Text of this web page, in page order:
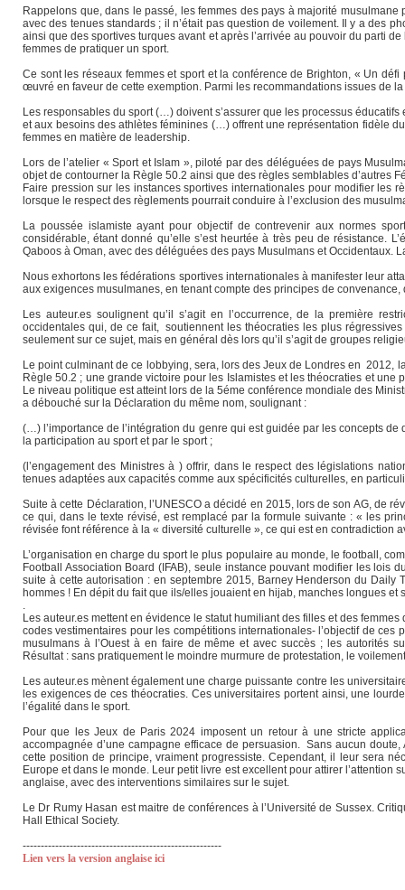
Rappelons que, dans le passé, les femmes des pays à majorité
avec des tenues standards ; il n’était pas question de voilement. Il y a des
ainsi que des sportives turques avant et après l’arrivée au pouvoir du parti
femmes de pratiquer un sport.
Ce sont les réseaux femmes et sport et la conférence de Brighton, « Un
œuvré en faveur de cette exemption. Parmi les recommandations issues de
Les responsables du sport (…) doivent s’assurer que les processus
et aux besoins des athlètes féminines (…) offrent une représentation fidèle
femmes en matière de leadership.
Lors de l’atelier « Sport et Islam », piloté par des déléguées de pays
objet de contourner la Règle 50.2 ainsi que des règles semblables d’autres
Faire pression sur les instances sportives internationales pour modifier les
lorsque le respect des règlements pourrait conduire à l’exclusion des
La poussée islamiste ayant pour objectif de contrevenir aux normes
considérable, étant donné qu’elle s’est heurtée à très peu de résistance.
Qaboos à Oman, avec des déléguées des pays Musulmans et Occidentaux.
Nous exhortons les fédérations sportives internationales à manifester leur
aux exigences musulmanes, en tenant compte des principes de convenance,
Les auteur.es soulignent qu’il s’agit en l’occurrence, de la première
occidentales qui, de ce fait, soutiennent les théocraties les plus
seulement sur ce sujet, mais en général dès lors qu’il s’agit de groupes
Le point culminant de ce lobbying, sera, lors des Jeux de Londres en 2012,
Règle 50.2 ; une grande victoire pour les Islamistes et les théocraties et une
Le niveau politique est atteint lors de la 5éme conférence mondiale des
a débouché sur la Déclaration du même nom, soulignant :
(…) l’importance de l’intégration du genre qui est guidée par les concepts
la participation au sport et par le sport ;
(l’engagement des Ministres à ) offrir, dans le respect des législations
tenues adaptées aux capacités comme aux spécificités culturelles, en
Suite à cette Déclaration, l’UNESCO a décidé en 2015, lors de son AG, de
ce qui, dans le texte révisé, est remplacé par la formule suivante : « les
révisée font référence à la « diversité culturelle », ce qui est en contradiction
L’organisation en charge du sport le plus populaire au monde, le football,
Football Association Board (IFAB), seule instance pouvant modifier les lois
suite à cette autorisation : en septembre 2015, Barney Henderson du
hommes ! En dépit du fait que ils/elles jouaient en hijab, manches longues
.
Les auteur.es mettent en évidence le statut humiliant des filles et des
codes vestimentaires pour les compétitions internationales- l’objectif de
musulmans à l’Ouest à en faire de même et avec succès ; les autorités
Résultat : sans pratiquement le moindre murmure de protestation, le
Les auteur.es mènent également une charge puissante contre les
les exigences de ces théocraties. Ces universitaires portent ainsi, une
l’égalité dans le sport.
Pour que les Jeux de Paris 2024 imposent un retour à une stricte
accompagnée d’une campagne efficace de persuasion. Sans aucun
cette position de principe, vraiment progressiste. Cependant, il leur sera
Europe et dans le monde. Leur petit livre est excellent pour attirer
anglaise, avec des interventions similaires sur le sujet.
Le Dr Rumy Hasan est maitre de conférences à l’Université de Sussex.
Hall Ethical Society.
-------------------------------------------------------
Lien vers la version anglaise ici